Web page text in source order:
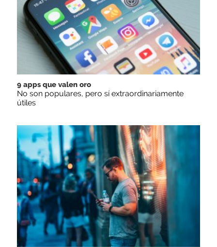
9 apps que valen oro
No son populares, pero sí extraordinariamente
útiles